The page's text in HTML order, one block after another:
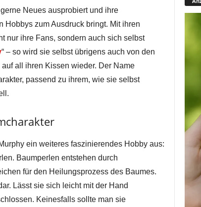
Neues ausprobiert und ihre
Hobbys zum Ausdruck bringt. Mit ihren
nur ihre Fans, sondern auch sich selbst
“ – so wird sie selbst übrigens auch von den
all ihren Kissen wieder. Der Name
passend zu ihrem, wie sie selbst
ein weiteres faszinierendes Hobby aus:
Baumperlen entstehen durch
für den Heilungsprozess des Baumes.
Lässt sie sich leicht mit der Hand
Keinesfalls sollte man sie